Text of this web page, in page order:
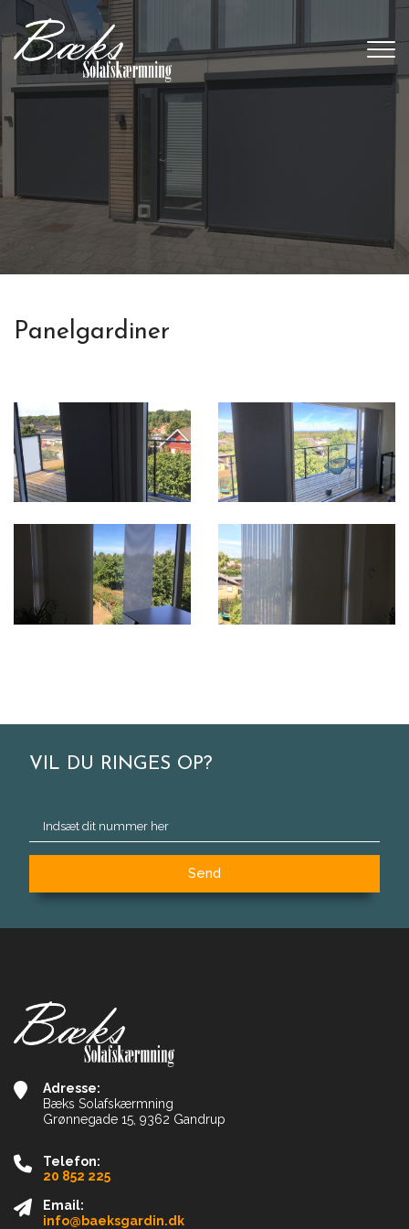
til
hovedindhold
Panelgardiner
VIL DU RINGES OP?
Adresse:
Bæks Solafskærmning
Grønnegade 15, 9362 Gandrup
Telefon:
20 852 225
Email:
info@baeksgardin.dk